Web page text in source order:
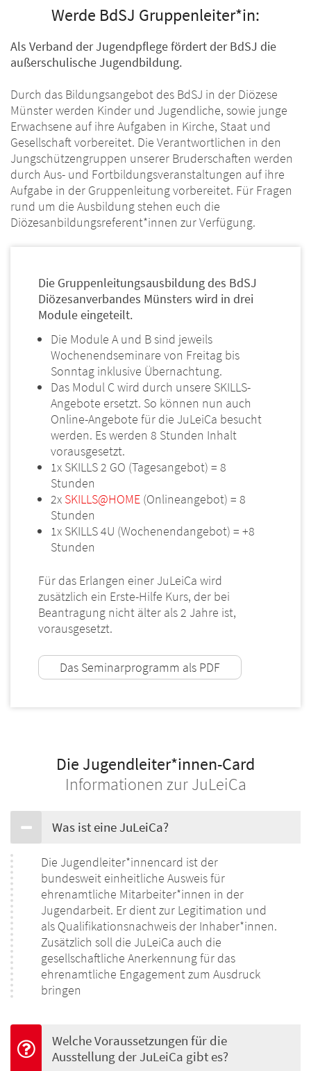
Werde BdSJ Gruppenleiter*in:
Als Verband der Jugendpflege fördert der BdSJ die
außerschulische Jugendbildung.
Durch das Bildungsangebot des BdSJ in der Diözese
Münster werden Kinder und Jugendliche, sowie junge
Erwachsene auf ihre Aufgaben in Kirche, Staat und
Gesellschaft vorbereitet. Die Verantwortlichen in den
Jungschützengruppen unserer Bruderschaften werden
durch Aus- und Fortbildungsveranstaltungen auf ihre
Aufgabe in der Gruppenleitung vorbereitet. Für Fragen
rund um die Ausbildung stehen euch die
Diözesanbildungsreferent*innen zur Verfügung.
Die Gruppenleitungsausbildung des BdSJ
Diözesanverbandes Münsters wird in drei
Module eingeteilt.
Die Module A und B sind jeweils
Wochenendseminare von Freitag bis
Sonntag inklusive Übernachtung.
Das Modul C wird durch unsere SKILLS-
Angebote ersetzt. So können nun auch
Online-Angebote für die JuLeiCa besucht
werden. Es werden 8 Stunden Inhalt
vorausgesetzt.
1x SKILLS 2 GO (Tagesangebot) = 8
Stunden
2x SKILLS@HOME (Onlineangebot) = 8
Stunden
1x SKILLS 4U (Wochenendangebot) = +8
Stunden
Für das Erlangen einer JuLeiCa wird
zusätzlich ein Erste-Hilfe Kurs, der bei
Beantragung nicht älter als 2 Jahre ist,
vorausgesetzt.
Das Seminarprogramm als PDF
Die Jugendleiter*innen-Card
Informationen zur JuLeiCa
Was ist eine JuLeiCa?
Die Jugendleiter*innencard ist der
bundesweit einheitliche Ausweis für
ehrenamtliche Mitarbeiter*innen in der
Jugendarbeit. Er dient zur Legitimation und
als Qualifikationsnachweis der Inhaber*innen.
Zusätzlich soll die JuLeiCa auch die
gesellschaftliche Anerkennung für das
ehrenamtliche Engagement zum Ausdruck
bringen
Welche Voraussetzungen für die
Ausstellung der JuLeiCa gibt es?